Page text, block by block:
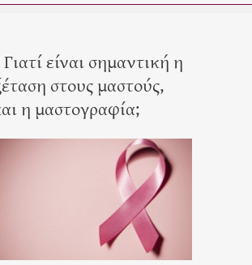
Γιατί είναι σημαντική η
στους μαστούς,
η μαστογραφία;